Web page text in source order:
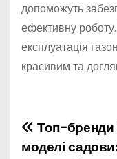
допоможуть
ефективну
експлуатація
красивим та
Н Топ-бренди
моделі